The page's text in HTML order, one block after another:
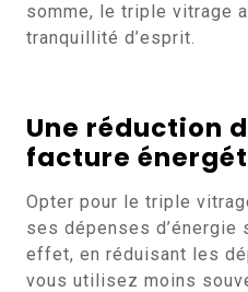
somme, le triple vitrage
tranquillité d’esprit.
Une réduction
facture
Opter pour le triple
ses dépenses d’énergie
effet, en réduisant les
vous utilisez moins